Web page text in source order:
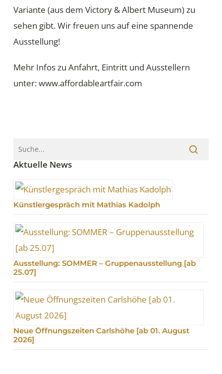
Variante (aus dem Victory & Albert Museum) zu
sehen gibt. Wir freuen uns auf eine spannende
Ausstellung!
Mehr Infos zu Anfahrt, Eintritt und Ausstellern
unter: www.affordableartfair.com
Aktuelle News
Künstlergespräch mit Mathias Kadolph
Ausstellung: SOMMER – Gruppenausstellung [ab
25.07]
Neue Öffnungszeiten Carlshöhe [ab 01. August
2026]